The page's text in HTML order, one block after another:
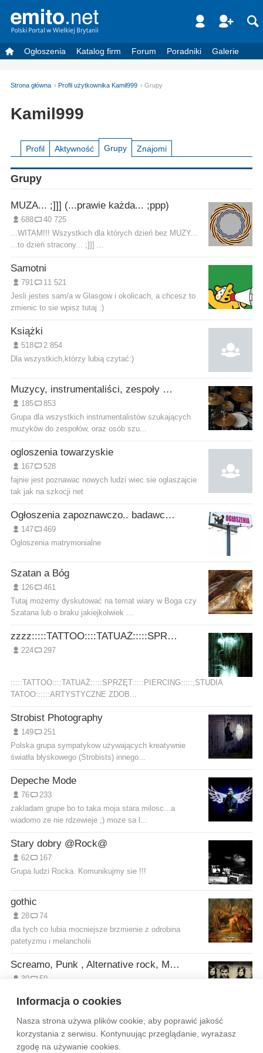
Informacja o cookies
Nasza strona używa plików cookie, aby poprawić jakość
korzystania z serwisu. Kontynuując przeglądanie, wyrażasz
zgodę na używanie cookies.
Ogłoszenia Katalog firm Forum Poradniki Galerie
Strona główna Profil użytkownika Kamil999 Grupy
Kamil999
Profil Aktywność Grupy Znajomi
Grupy
MUZA... ;]]] (...prawie każda... ;ppp)
688
40 725
...WITAM!!! Wszystkich dla których dzień bez MUZY...
...to dzień stracony... ;]]] ...
Samotni
791
11 521
Jesli jestes sam/a w Glasgow i okolicach, a chcesz to
zmienic to sie wpisz tutaj :)
Książki
518
2 854
Dla wszystkich,którzy lubią czytać:)
Muzycy, instrumentaliści, zespoły muzyczne
185
853
Grupa dla wszystkich instrumentalistów szukających
muzyków do zespołów, oraz osób szu...
ogloszenia towarzyskie
167
528
fajnie jest poznawac nowych ludzi wiec sie oglaszajcie
tak jak na szkocji net
Ogłoszenia zapoznawczo.. badawcze ;)
147
469
Ogloszenia matrymonialne
Szatan a Bóg
126
461
Tutaj możemy dyskutować na temat wiary w Boga czy
Szatana lub o braku jakiejkolwiek ...
zzzz:::::TATTOO::::TATUAŻ:::::SPRZĘT:::::PIERCING:::::;STUDIA TATOO::::::ARTYSTYCZNE ZDOBIENIE CIAŁA:::::::
224 297
:::::TATTOO::::TATUAŻ:::::SPRZĘT:::::PIERCING:::::;STUDIA
TATOO::::::ARTYSTYCZNE ZDOB...
Strobist Photography
149
251
Polska grupa sympatykow używających kreatywnie
światła błyskowego (Strobists) innego...
Depeche Mode
76
233
zakladam grupe bo to taka moja stara milosc...a
wiadomo ze nie rdzewieje ;) moze sa l...
Stary dobry @Rock@
62
167
Grupa ludzi Rocka. Komunikujmy sie !!!
gothic
28
74
dla tych co lubia mocniejsze brzmienie z odrobina
patetyzmu i melancholii
Screamo, Punk , Alternative rock, Metal , gothic...
30
59
Wytyczne dla społeczności Regulamin Prywatność
Reklama Kontakt